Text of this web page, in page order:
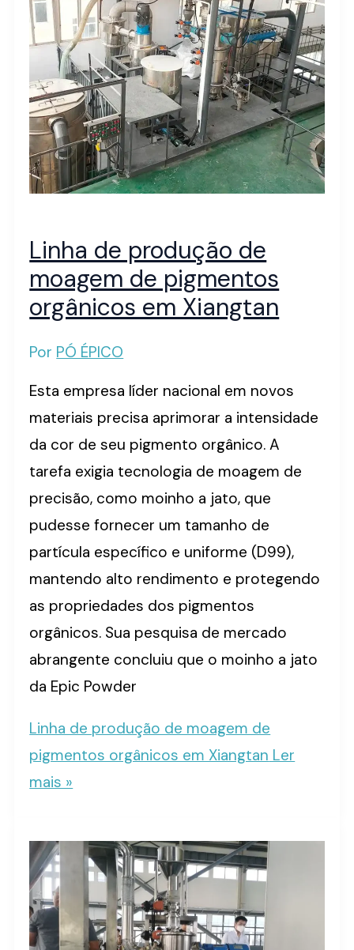
Linha de produção de
moagem de pigmentos
orgânicos em Xiangtan
Por PÓ ÉPICO
Esta empresa líder nacional em novos
materiais precisa aprimorar a intensidade
da cor de seu pigmento orgânico. A
tarefa exigia tecnologia de moagem de
precisão, como moinho a jato, que
pudesse fornecer um tamanho de
partícula específico e uniforme (D99),
mantendo alto rendimento e protegendo
as propriedades dos pigmentos
orgânicos. Sua pesquisa de mercado
abrangente concluiu que o moinho a jato
da Epic Powder
Linha de produção de moagem de
pigmentos orgânicos em Xiangtan Ler
mais »